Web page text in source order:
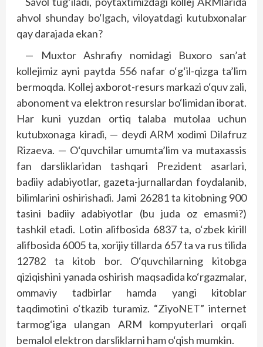
ahvol shunday bo‘lgach, viloyatdagi kutubxonalar
qay darajada ekan?
— Muxtor Ashrafiy nomidagi Buxoro san’at
kollejimiz ayni paytda 556 nafar o‘g‘il-qizga ta’lim
bermoqda. Kollej axborot-resurs markazi o‘quv zali,
abonoment va elektron resurslar bo‘limidan iborat.
Har kuni yuzdan ortiq talaba mutolaa uchun
kutubxonaga kiradi, — deydi ARM xodimi Dilafruz
Rizaeva. — O‘quvchilar umumta’lim va mutaxassis
fan darsliklaridan tashqari Prezident asarlari,
badiiy adabiyotlar, gazeta-jurnallardan foydalanib,
bilimlarini oshirishadi. Jami 26281 ta kitobning 900
tasini badiiy adabiyotlar (bu juda oz emasmi?)
tashkil etadi. Lotin alifbosida 6837 ta, o‘zbek kirill
alifbosida 6005 ta, xorijiy tillarda 657 ta va rus tilida
12782 ta kitob bor. O‘quvchilarning kitobga
qiziqishini yanada oshirish maqsadida ko‘rgazmalar,
ommaviy tadbirlar hamda yangi kitoblar
taqdimotini o‘tkazib turamiz. “ZiyoNET” internet
tarmog‘iga ulangan ARM kompyuterlari orqali
bemalol elektron darsliklarni ham o‘qish mumkin.